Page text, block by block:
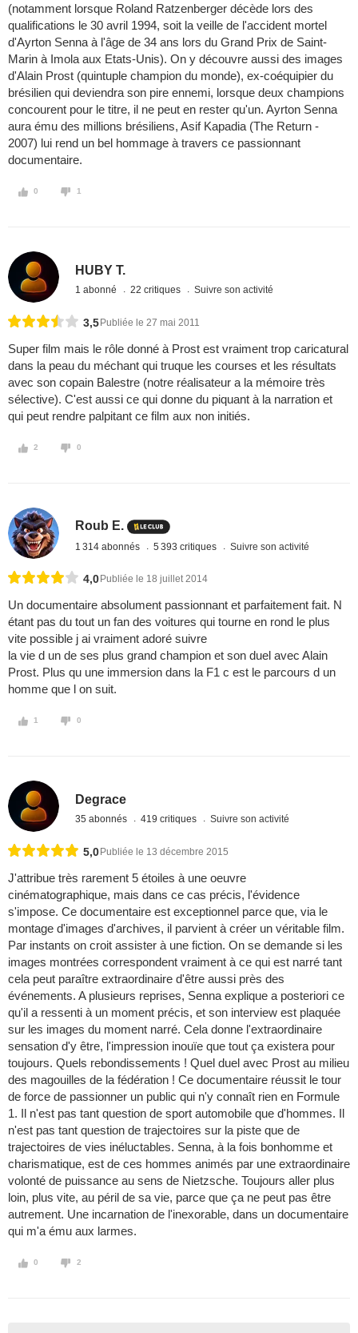
(notamment lorsque Roland Ratzenberger décède lors des
qualifications le 30 avril 1994, soit la veille de l'accident mortel
d'Ayrton Senna à l'âge de 34 ans lors du Grand Prix de Saint-
Marin à Imola aux Etats-Unis). On y découvre aussi des images
d'Alain Prost (quintuple champion du monde), ex-coéquipier du
brésilien qui deviendra son pire ennemi, lorsque deux champions
concourent pour le titre, il ne peut en rester qu'un. Ayrton Senna
aura ému des millions brésiliens, Asif Kapadia (The Return -
2007) lui rend un bel hommage à travers ce passionnant
documentaire.
0 1
HUBY T.
1 abonné 22 critiques Suivre son activité
3,5 Publiée le 27 mai 2011
Super film mais le rôle donné à Prost est vraiment trop caricatural
dans la peau du méchant qui truque les courses et les résultats
avec son copain Balestre (notre réalisateur a la mémoire très
sélective). C'est aussi ce qui donne du piquant à la narration et
qui peut rendre palpitant ce film aux non initiés.
2 0
Roub E.
1 314 abonnés 5 393 critiques Suivre son activité
4,0 Publiée le 18 juillet 2014
Un documentaire absolument passionnant et parfaitement fait. N
étant pas du tout un fan des voitures qui tourne en rond le plus
vite possible j ai vraiment adoré suivre
la vie d un de ses plus grand champion et son duel avec Alain
Prost. Plus qu une immersion dans la F1 c est le parcours d un
homme que l on suit.
1 0
Degrace
35 abonnés 419 critiques Suivre son activité
5,0 Publiée le 13 décembre 2015
J'attribue très rarement 5 étoiles à une oeuvre
cinématographique, mais dans ce cas précis, l'évidence
s'impose. Ce documentaire est exceptionnel parce que, via le
montage d'images d'archives, il parvient à créer un véritable film.
Par instants on croit assister à une fiction. On se demande si les
images montrées correspondent vraiment à ce qui est narré tant
cela peut paraître extraordinaire d'être aussi près des
événements. A plusieurs reprises, Senna explique a posteriori ce
qu'il a ressenti à un moment précis, et son interview est plaquée
sur les images du moment narré. Cela donne l'extraordinaire
sensation d'y être, l'impression inouïe que tout ça existera pour
toujours. Quels rebondissements ! Quel duel avec Prost au milieu
des magouilles de la fédération ! Ce documentaire réussit le tour
de force de passionner un public qui n'y connaît rien en Formule
1. Il n'est pas tant question de sport automobile que d'hommes. Il
n'est pas tant question de trajectoires sur la piste que de
trajectoires de vies inéluctables. Senna, à la fois bonhomme et
charismatique, est de ces hommes animés par une extraordinaire
volonté de puissance au sens de Nietzsche. Toujours aller plus
loin, plus vite, au péril de sa vie, parce que ça ne peut pas être
autrement. Une incarnation de l'inexorable, dans un documentaire
qui m'a ému aux larmes.
0 2